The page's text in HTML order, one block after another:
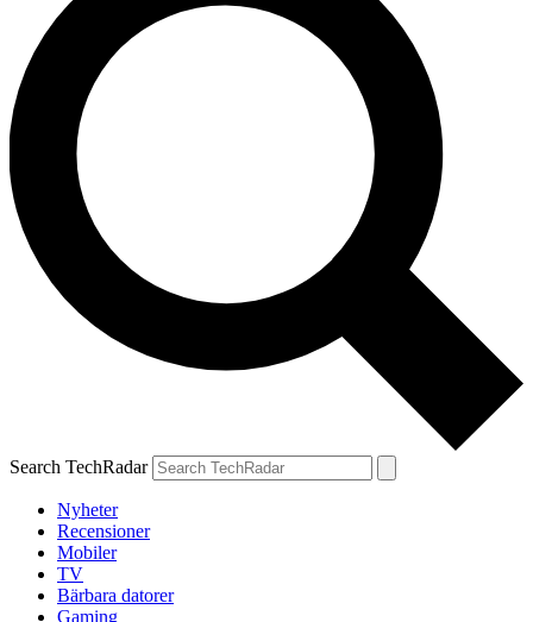
Search TechRadar
Nyheter
Recensioner
Mobiler
TV
Bärbara datorer
Gaming